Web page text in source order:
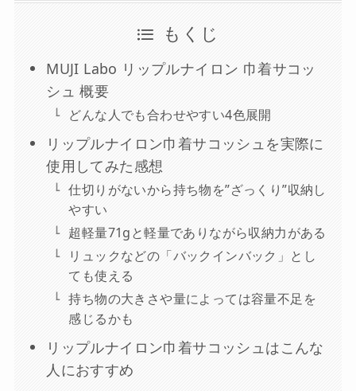
もくじ
MUJI Labo リップルナイロン 巾着サコッ
シュ 概要
どんな人でも合わせやすい4色展開
リップルナイロン巾着サコッシュを実際に
使用してみた感想
仕切りがないから持ち物を”ざっくり”収納し
やすい
超軽量71gと軽量でありながら収納力がある
リュックなどの「バックインバック」とし
ても使える
持ち物の大きさや量によっては容量不足を
感じるかも
リップルナイロン巾着サコッシュはこんな
人におすすめ